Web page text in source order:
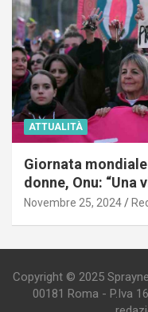
ATTUALITÀ
Giornata
donne, Onu: “Una
Novembre 25, 2024
Copyright © 2025
00181 Roma - P.Iva